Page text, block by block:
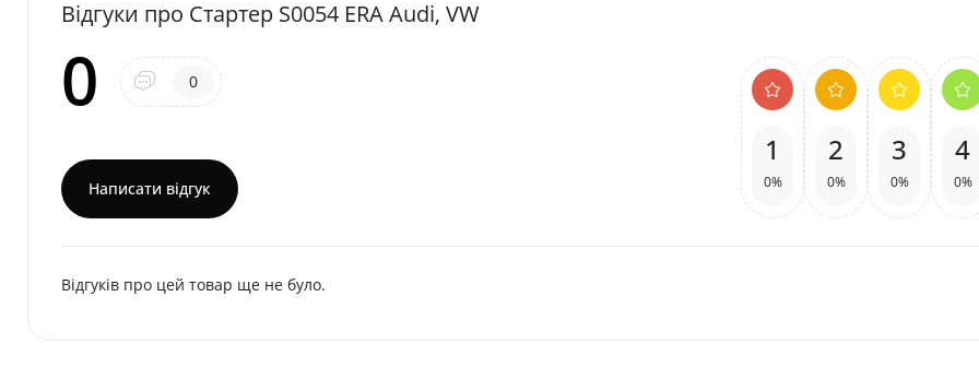
Відгуки про Стартер S0054 ERA Audi, VW
0 0
Написати відгук
1
0%
2
0%
3
0%
4
0%
Відгуків про цей товар ще не було.